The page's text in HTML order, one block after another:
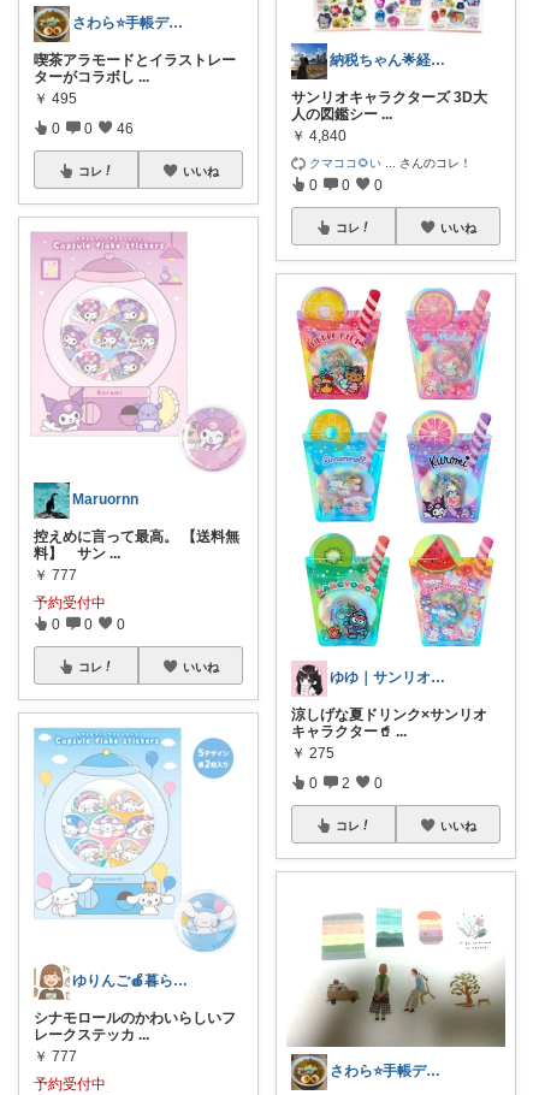
さわら⭐手帳デコと読書好き
喫茶アラモードとイラストレー
ターがコラボし ...
￥ 495
0 0 46
コレ いいね
Maruornn
控えめに言って最高。 【送料無
料】 サン ...
￥ 777
予約受付中
0 0 0
コレ いいね
ゆりんご🍎暮らしにまつわるおすすめ品
シナモロールのかわいらしいフ
レークステッカ ...
￥ 777
予約受付中
納税ちゃん🌟経由購入★
サンリオキャラクターズ 3D大
人の図鑑シー ...
￥ 4,840
クマココ🌻い さんのコレ！
0 0 0
コレ いいね
ゆゆ｜サンリオヲタク×現役ナース🎀
涼しげな夏ドリンク×サンリオ
キャラクター🥤 ...
￥ 275
0 2 0
コレ いいね
さわら⭐手帳デコと読書好き